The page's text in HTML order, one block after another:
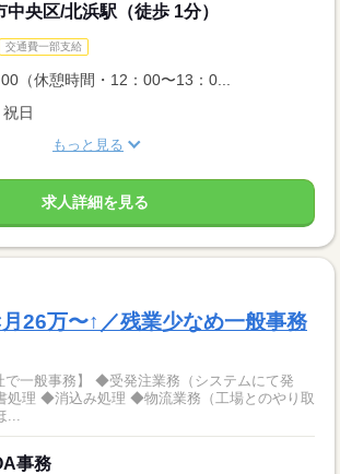
央区/北浜駅（徒歩 1分）
交通費一部支給
（休憩時間・12：00〜13：0...
日
もっと見る
求人詳細を見る
26万〜↑／残業少なめ一般事務
で一般事務】 ◆受発注業務（システムにて発
処理 ◆消込み処理 ◆物流業務（工場とのやり取
事務